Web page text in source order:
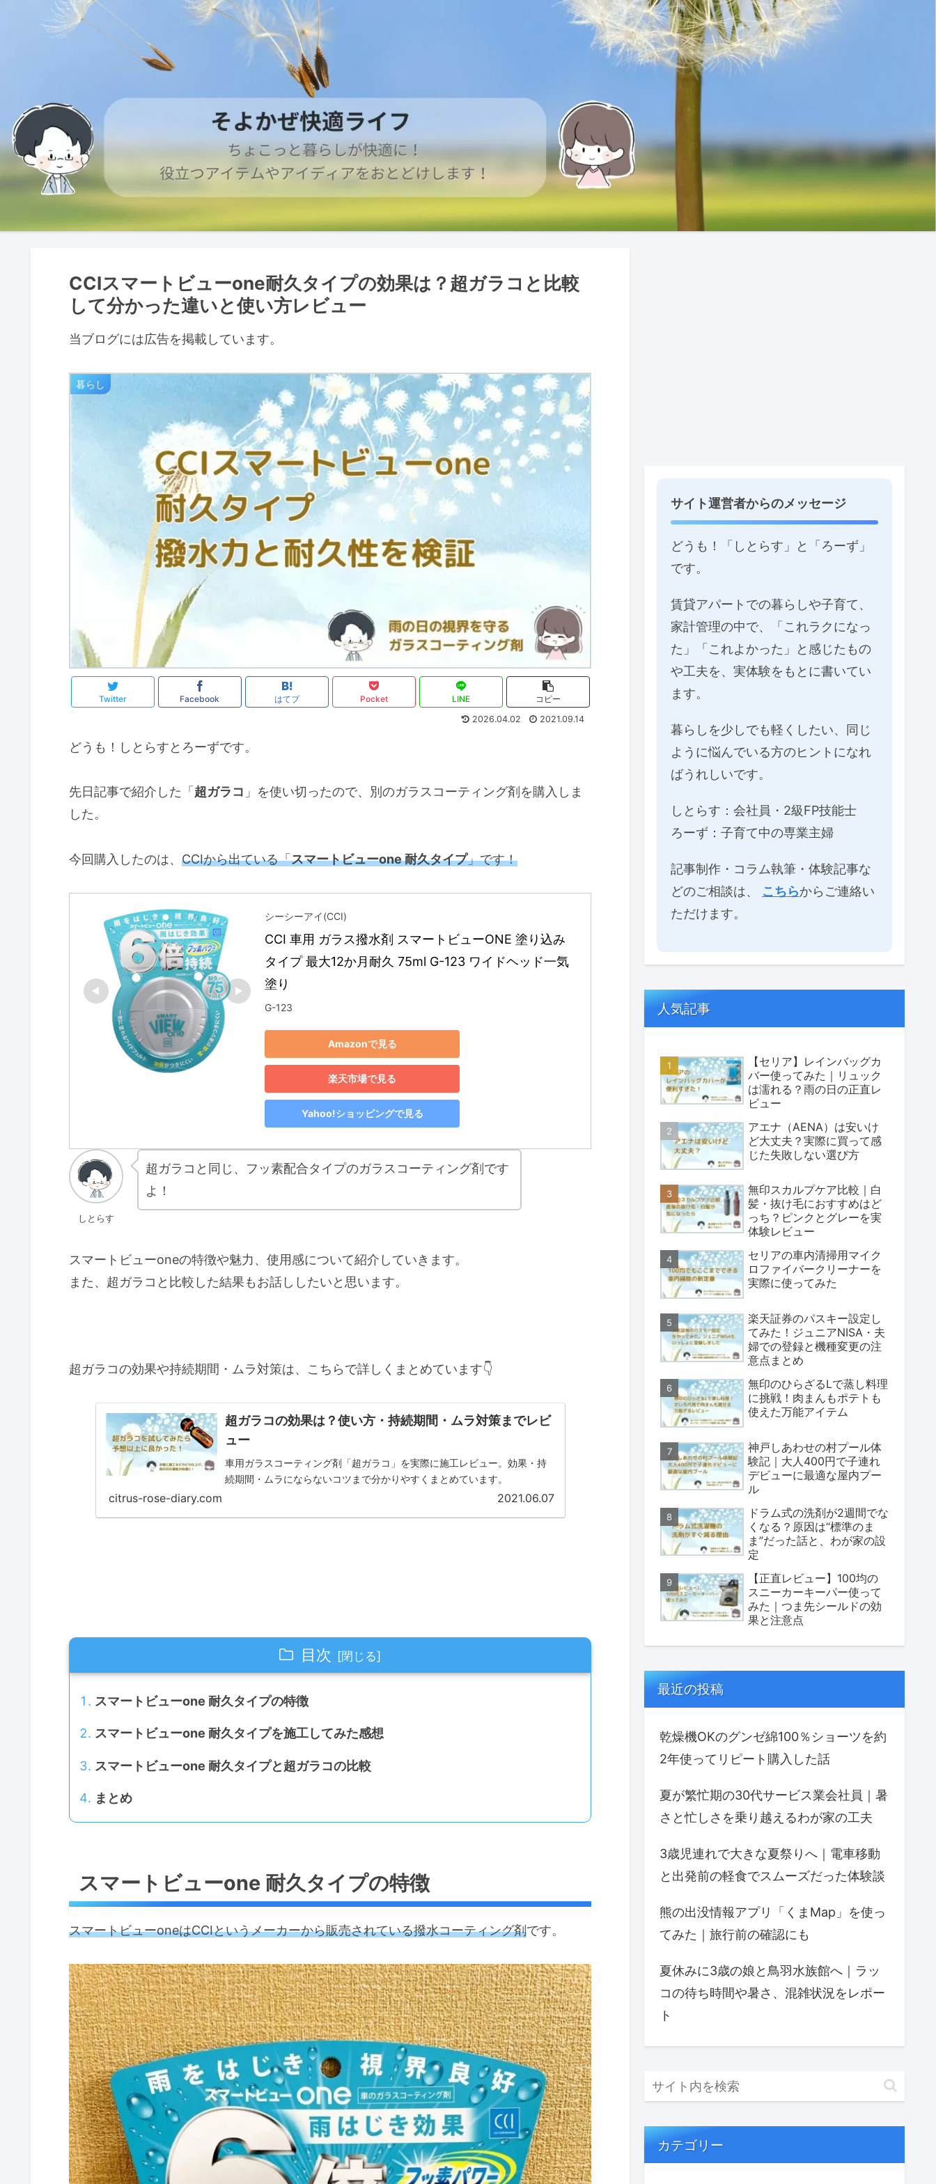
CCIスマートビューone耐久タイプの効果は？超ガラコと比較
して分かった違いと使い方レビュー
当ブログには広告を掲載しています。
暮らし
Twitter Facebook はてブ Pocket LINE
コピー
2026.04.02
2021.09.14
どうも！しとらすとろーずです。
先日記事で紹介した「 超ガラコ 」を使い切ったので、別のガラスコーティング剤を購入しま
した。
今回購入したのは、 CCIから出ている「スマートビューone 耐久タイプ」です！
シーシーアイ(CCI)
CCI 車用 ガラス撥水剤 スマートビューONE 塗り込み
タイプ 最大12か月耐久 75ml G-123 ワイドヘッド一気
塗り
G-123
Amazonで見る
楽天市場で見る
Yahoo!ショッピングで見る
しとらす
超ガラコと同じ、フッ素配合タイプのガラスコーティング剤です
よ！
スマートビューoneの特徴や魅力、使用感について紹介していきます。
また、超ガラコと比較した結果もお話ししたいと思います。
超ガラコの効果や持続期間・ムラ対策は、こちらで詳しくまとめています👇
超ガラコの効果は？使い方・持続期間・ムラ対策までレビ
ュー
車用ガラスコーティング剤「超ガラコ」を実際に施工レビュー。効果・持
続期間・ムラにならないコツまで分かりやすくまとめています。
citrus-rose-diary.com 2021.06.07
目次
スマートビューone 耐久タイプの特徴
スマートビューone 耐久タイプを施工してみた感想
スマートビューone 耐久タイプと超ガラコの比較
まとめ
スマートビューone 耐久タイプの特徴
スマートビューoneはCCIというメーカーから販売されている撥水コーティング剤です。
サイト運営者からのメッセージ
どうも！「しとらす」と「ろーず」
です。
賃貸アパートでの暮らしや子育て、
家計管理の中で、「これラクになっ
た」「これよかった」と感じたもの
や工夫を、実体験をもとに書いてい
ます。
暮らしを少しでも軽くしたい、同じ
ように悩んでいる方のヒントになれ
ばうれしいです。
しとらす：会社員・2級FP技能士
ろーず：子育て中の専業主婦
記事制作・コラム執筆・体験記事な
どのご相談は、 こちらからご連絡い
ただけます。
人気記事
【セリア】レインバッグカ
バー使ってみた｜リュック
は濡れる？雨の日の正直レ
ビュー
アエナ（AENA）は安いけ
ど大丈夫？実際に買って感
じた失敗しない選び方
無印スカルプケア比較｜白
髪・抜け毛におすすめはど
っち？ピンクとグレーを実
体験レビュー
セリアの車内清掃用マイク
ロファイバークリーナーを
実際に使ってみた
楽天証券のパスキー設定し
てみた！ジュニアNISA・夫
婦での登録と機種変更の注
意点まとめ
無印のひらざるLで蒸し料理
に挑戦！肉まんもポテトも
使えた万能アイテム
神戸しあわせの村プール体
験記｜大人400円で子連れ
デビューに最適な屋内プー
ル
ドラム式の洗剤が2週間でな
くなる？原因は“標準のま
ま”だった話と、わが家の設
定
【正直レビュー】100均の
スニーカーキーパー使って
みた｜つま先シールドの効
果と注意点
最近の投稿
乾燥機OKのグンゼ綿100％ショーツを約
2年使ってリピート購入した話
夏が繁忙期の30代サービス業会社員｜暑
さと忙しさを乗り越えるわが家の工夫
3歳児連れで大きな夏祭りへ｜電車移動
と出発前の軽食でスムーズだった体験談
熊の出没情報アプリ「くまMap」を使っ
てみた｜旅行前の確認にも
夏休みに3歳の娘と鳥羽水族館へ｜ラッ
コの待ち時間や暑さ、混雑状況をレポー
ト
カテゴリー